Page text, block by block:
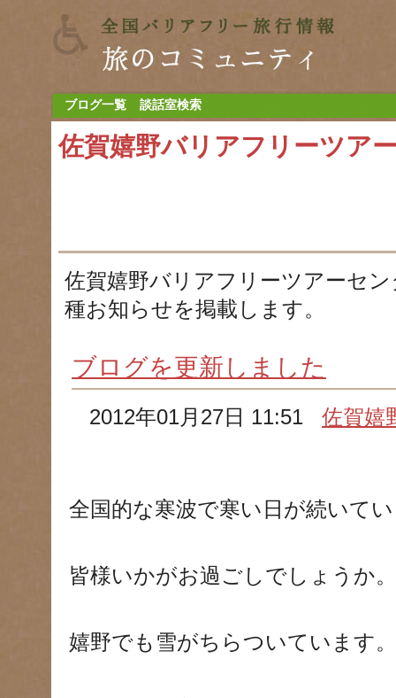
ブログ一覧 談話室検索
佐賀嬉野バリアフリーツア
佐賀嬉野バリアフリーツアーセ
種お知らせを掲載します。
ブログを更新しました
2012年01月27日 11:51佐賀嬉
全国的な寒波で寒い日が続いて
皆様いかがお過ごしでしょうか。
嬉野でも雪がちらついています。